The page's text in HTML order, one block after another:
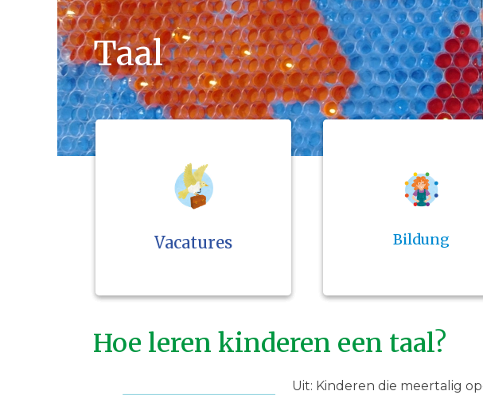
Taal
Vacatures Bildung
Hoe leren kinderen een taal?
Uit: Kinderen die meertalig